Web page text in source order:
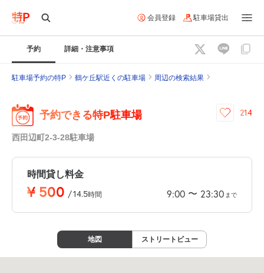
会員登録 駐車場貸出
予約 詳細・注意事項
駐車場予約の特P 鶴ケ丘駅近くの駐車場 周辺の検索結果
予約できる特P駐車場
西田辺町2-3-28駐車場
214
時間貸し料金
¥ 500 /14.5時間 9:00 〜 23:30 まで
地図 ストリートビュー